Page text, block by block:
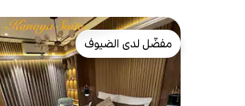
مفضّل لدى الضيوف
مفضّل لدى الضيوف